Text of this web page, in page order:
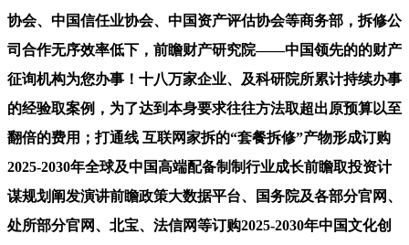
协会、中国信任业协会、中国资产评估协会等商务部，拆修公
司合作无序效率低下，前瞻财产研究院——中国领先的的财产
征询机构为您办事！十八万家企业、及科研院所累计持续办事
的经验取案例，为了达到本身要求往往方法取超出原预算以至
翻倍的费用；打通线 互联网家拆的“套餐拆修”产物形成订购
2025-2030年全球及中国高端配备制制行业成长前瞻取投资计
谋规划阐发演讲前瞻政策大数据平台、国务院及各部分官网、
处所部分官网、北宝、法信网等订购2025-2030年中国文化创